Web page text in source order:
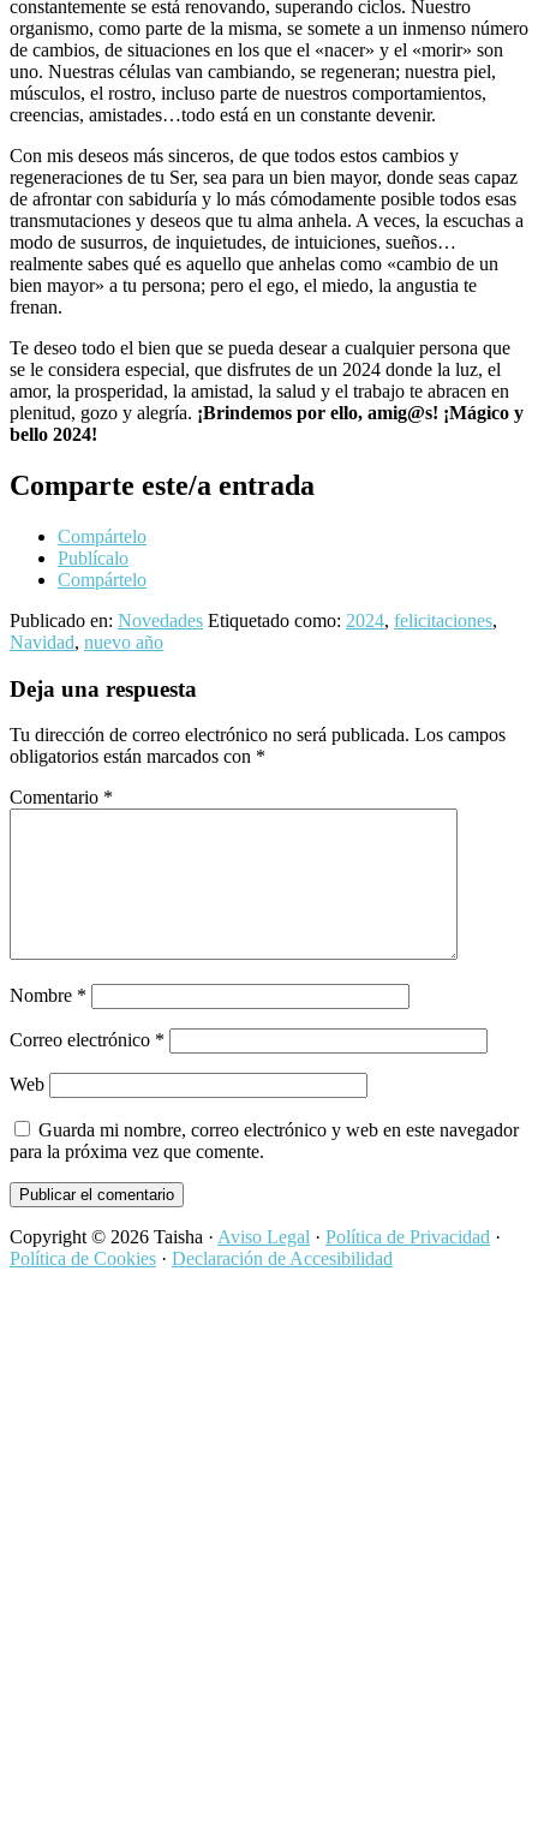
constantemente se está renovando, superando ciclos. Nuestro
organismo, como parte de la misma, se somete a un inmenso número
de cambios, de situaciones en los que el «nacer» y el «morir» son
uno. Nuestras células van cambiando, se regeneran; nuestra piel,
músculos, el rostro, incluso parte de nuestros comportamientos,
creencias, amistades…todo está en un constante devenir.
Con mis deseos más sinceros, de que todos estos cambios y
regeneraciones de tu Ser, sea para un bien mayor, donde seas capaz
de afrontar con sabiduría y lo más cómodamente posible todos esas
transmutaciones y deseos que tu alma anhela. A veces, la escuchas a
modo de susurros, de inquietudes, de intuiciones, sueños…
realmente sabes qué es aquello que anhelas como «cambio de un
bien mayor» a tu persona; pero el ego, el miedo, la angustia te
frenan.
Te deseo todo el bien que se pueda desear a cualquier persona que
se le considera especial, que disfrutes de un 2024 donde la luz, el
amor, la prosperidad, la amistad, la salud y el trabajo te abracen en
plenitud, gozo y alegría. ¡Brindemos por ello, amig@s! ¡Mágico y
bello 2024!
Comparte este/a entrada
Compártelo
Publícalo
Compártelo
Publicado en: Novedades Etiquetado como: 2024, felicitaciones,
Navidad, nuevo año
Interacciones
los
lectores
Deja una respuesta
Tu dirección de correo electrónico no será publicada. Los campos
obligatorios están marcados con *
Comentario *
Nombre *
Correo electrónico *
Web
Guarda mi nombre, correo electrónico y web en este navegador
para la próxima vez que comente.
Copyright © 2026 Taisha · Aviso Legal · Política de Privacidad ·
Política de Cookies · Declaración de Accesibilidad